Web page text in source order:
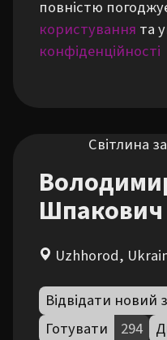
повністю
користування та
конфіденційності
Світлина
Шпакович
Uzhhorod,
Відвідати новий
Готувати
294